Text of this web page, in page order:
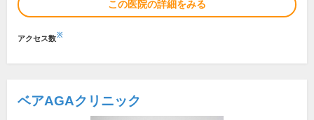
この医院の詳細をみる
アクセス数※
ベアAGAクリニック